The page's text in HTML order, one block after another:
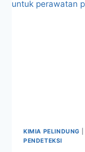
KIMIA PELINDUNG
PENDETEKSI